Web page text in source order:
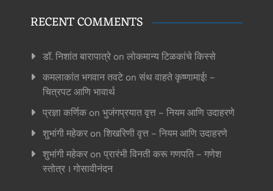
RECENT COMMENTS
डॉ. निशांत बारापात्रेon लोकमान्य टिळकांचे किस्से
कमलाकांत भगवान तवटेon संथ वाहते कृष्णामाई! –
चित्रपट आणि भावार्थ
प्रज्ञा कर्णिकon भुजंगप्रयात वृत्त – नियम आणि उदाहरणे
शुभांगी महेकरon शिखरिणी वृत्त – नियम आणि उदाहरणे
शुभांगी महेकरon प्रारंभी विनती करू गणपति – गणेश
स्तोत्र । गोसावीनंदन